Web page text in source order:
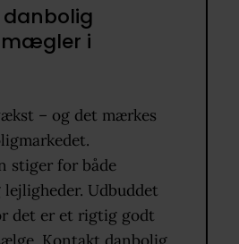
danbolig
i
– og det mærkes
stiger for både
lejligheder. Udbuddet
det er et rigtig godt